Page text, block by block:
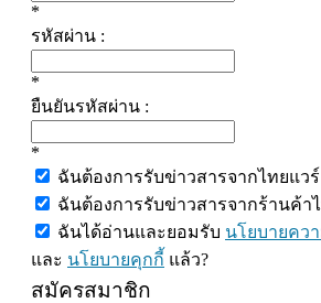
*
รหัสผ่าน :
*
ยืนยันรหัสผ่าน :
*
ฉันต้องการรับข่าวสารจากไทยแวร์
ฉันต้องการรับข่าวสารจากร้านค้า
ฉันได้อ่านและยอมรับ นโยบายคว
และ นโยบายคุกกี้ แล้ว?
สมัครสมาชิก